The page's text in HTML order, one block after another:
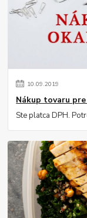
10.09.2019
Nákup tovaru
Ste platca DPH.